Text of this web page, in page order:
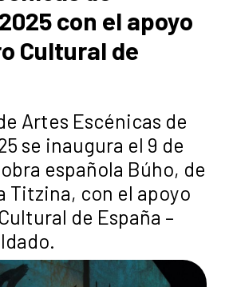
con el apoyo
Cultural de
Artes Escénicas de
se inaugura el 9 de
española Búho, de
Titzina, con el apoyo
de España –